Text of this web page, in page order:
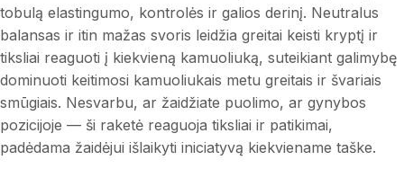
tobulą elastingumo, kontrolės ir galios derinį. Neutralus
balansas ir itin mažas svoris leidžia greitai keisti kryptį ir
tiksliai reaguoti į kiekvieną kamuoliuką, suteikiant galimybę
dominuoti keitimosi kamuoliukais metu greitais ir švariais
smūgiais. Nesvarbu, ar žaidžiate puolimo, ar gynybos
pozicijoje — ši raketė reaguoja tiksliai ir patikimai,
padėdama žaidėjui išlaikyti iniciatyvą kiekviename taške.